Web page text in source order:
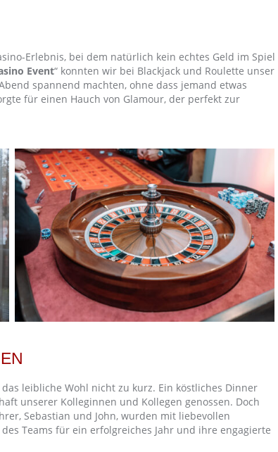
Erlebnis, bei dem natürlich kein echtes Geld im Spiel
Event“ konnten wir bei Blackjack und Roulette unser
spannend machten, ohne dass jemand etwas
für einen Hauch von Glamour, der perfekt zur
leibliche Wohl nicht zu kurz. Ein köstliches Dinner
unserer Kolleginnen und Kollegen genossen. Doch
Sebastian und John, wurden mit liebevollen
Teams für ein erfolgreiches Jahr und ihre engagierte